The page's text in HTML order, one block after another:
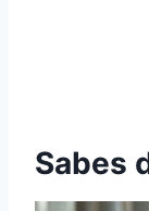
Sabes